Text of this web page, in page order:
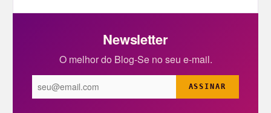
Newsletter
O melhor do Blog-Se no seu e-mail.
ASSINAR